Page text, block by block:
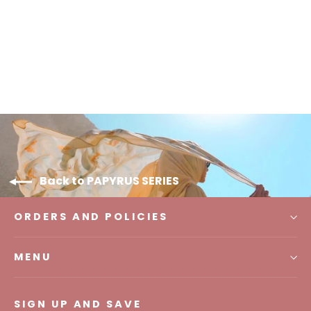
Back to PAPYRUS SERIES
ORDERS AND POLICIES
MENU
SIGN UP AND SAVE